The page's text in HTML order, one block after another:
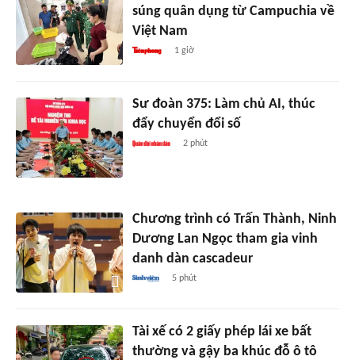
súng quân dụng từ Campuchia về
Việt Nam
1 giờ
Sư đoàn 375: Làm chủ AI, thúc
đẩy chuyển đổi số
2 phút
Chương trình có Trấn Thành, Ninh
Dương Lan Ngọc tham gia vinh
danh dàn cascadeur
5 phút
Tài xế có 2 giấy phép lái xe bất
thường và gậy ba khúc đỗ ô tô